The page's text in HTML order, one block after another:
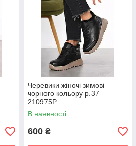
Черевики жіночі зимові
чорного кольору р.37
210975P
В наявності
600 ₴